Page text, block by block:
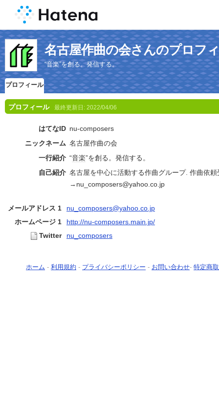
名古屋作曲の会さんのプロフ
“音楽”を創る。発信する。
プロフィール
プロフィール 最終更新日: 2022/04/06
はてなID nu-composers
ニックネーム 名古屋作曲の会
一行紹介 “音楽”を創る。発信する。
自己紹介 名古屋を中心に活動する作曲グループ. 作曲依
→nu_composers@yahoo.co.jp
メールアドレス 1
nu_composers@yahoo.co.jp
ホームページ 1
http://nu-composers.main.jp/
Twitter
nu_composers
ホーム - 利用規約 - プライバシーポリシー - お問い合わせ- 特定商